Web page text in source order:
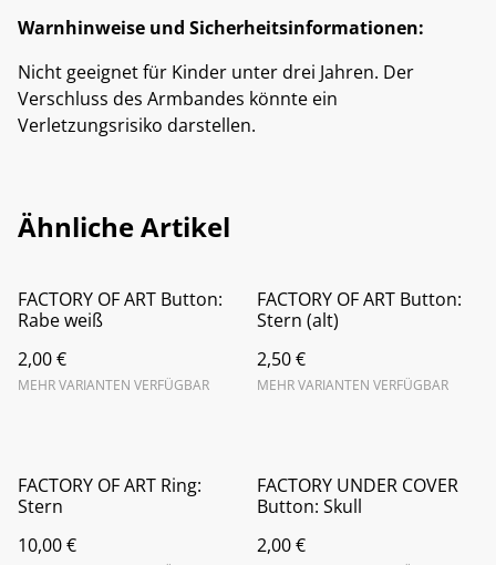
Warnhinweise und Sicherheitsinformationen:
Nicht geeignet für Kinder unter drei Jahren. Der
Verschluss des Armbandes könnte ein
Verletzungsrisiko darstellen.
Ähnliche Artikel
FACTORY OF ART Button:
Rabe weiß
2,00 €
MEHR VARIANTEN VERFÜGBAR
FACTORY OF ART Button:
Stern (alt)
2,50 €
MEHR VARIANTEN VERFÜGBAR
FACTORY OF ART Ring:
Stern
10,00 €
FACTORY UNDER COVER
Button: Skull
2,00 €